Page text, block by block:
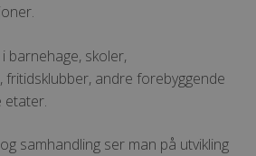
barnehage, skoler,
andre forebyggende
etater.
samhandling ser man på utvikling